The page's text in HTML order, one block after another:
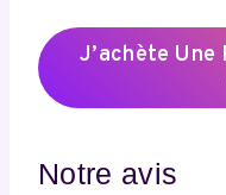
J’achète
Notre avis